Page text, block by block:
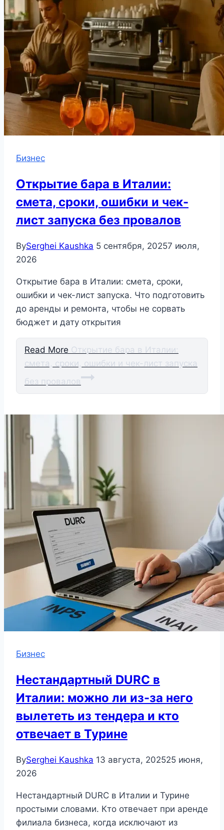
Бизнес
Открытие бара в Италии:
смета, сроки, ошибки и чек-
лист запуска без провалов
BySerghei Kaushka 5 сентября, 20257 июля,
2026
Открытие бара в Италии: смета, сроки,
ошибки и чек-лист запуска. Что подготовить
до аренды и ремонта, чтобы не сорвать
бюджет и дату открытия
Read More Открытие бара в Италии:
смета, сроки, ошибки и чек-лист запуска
без провалов
Бизнес
Нестандартный DURC в
Италии: можно ли из-за него
вылететь из тендера и кто
отвечает в Турине
BySerghei Kaushka 13 августа, 202525 июня,
2026
Нестандартный DURC в Италии и Турине
простыми словами. Кто отвечает при аренде
филиала бизнеса, когда исключают из